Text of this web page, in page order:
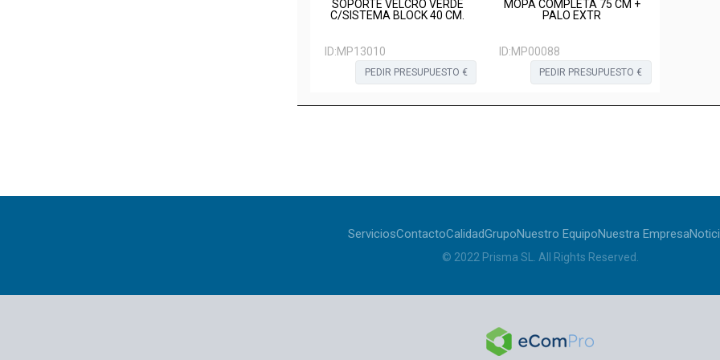
SOPORTE VELCRO VERDE
C/SISTEMA BLOCK 40 CM.
ID:MP13010
PEDIR PRESUPUESTO €
MOPA COMPLETA 75 CM +
PALO EXTR
ID:MP00088
PEDIR PRESUPUESTO €
ServiciosContactoCalidadGrupoNuestro EquipoNuestra Empresa
© 2022 Prisma SL All Rights Reserved